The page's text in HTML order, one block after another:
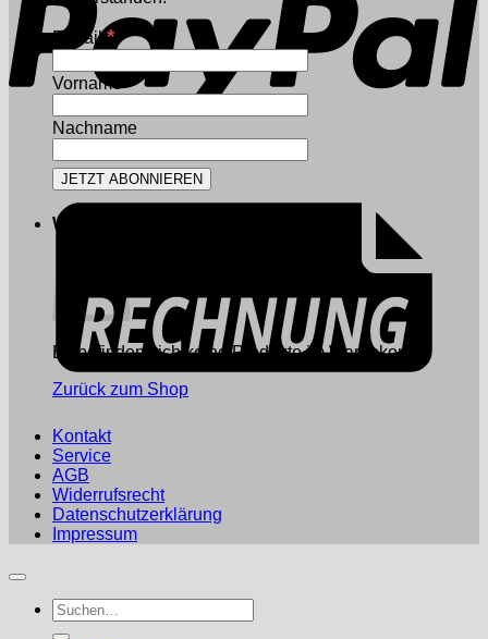
E-Mail *
Vorname
Nachname
Warenkorb
Es befinden sich keine Produkte im Warenkorb.
Zurück zum Shop
Kontakt
Service
AGB
Widerrufsrecht
Datenschutzerklärung
Impressum
Suchen
nach: